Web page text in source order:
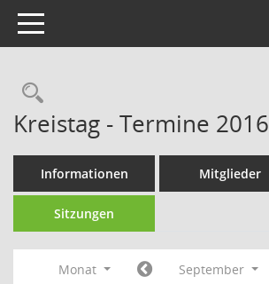
Toggle navigation
Rechercheauswahl
Kreistag - Termine 2016
Informationen Mitglieder
Sitzungen
Monat September